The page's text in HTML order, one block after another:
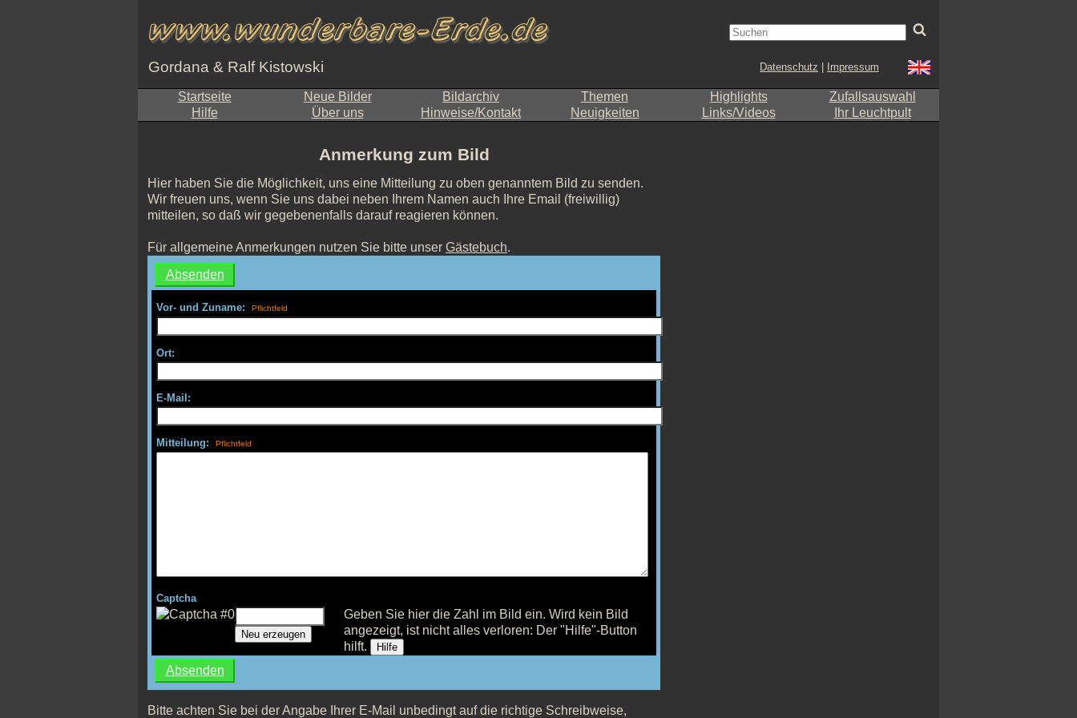
Gordana & Ralf Kistowski Datenschutz Impressum
Startseite Neue Bilder Bildarchiv Themen Highlights
Zufallsauswahl
Hilfe
Über uns Hinweise/Kontakt Neuigkeiten Links/Videos Ihr Leuchtpult
Anmerkung zum Bild
Hier haben Sie die Möglichkeit, uns eine Mitteilung zu oben genanntem Bild zu senden.
Wir freuen uns, wenn Sie uns dabei neben Ihrem Namen auch Ihre Email (freiwillig)
mitteilen, so daß wir gegebenenfalls darauf reagieren können.
Für allgemeine Anmerkungen nutzen Sie bitte unser Gästebuch.
Vor- und Zuname:
Ort:
E-Mail:
Mitteilung:
Captcha
Neu erzeugen
Geben Sie hier die Zahl im Bild ein. Wird kein Bild
angezeigt, ist nicht alles verloren: Der "Hilfe"-Button
hilft.
Hilfe
Bitte achten Sie bei der Angabe Ihrer E-Mail unbedingt auf die richtige Schreibweise,